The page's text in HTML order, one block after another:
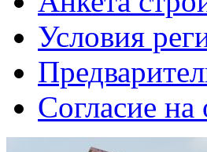
Условия
Согласие